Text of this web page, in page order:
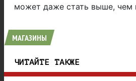
может даже стать выше, чем
МАГАЗИНЫ
ЧИТАЙТЕ ТАКЖЕ